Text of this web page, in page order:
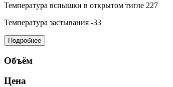
Температура вспышки в открытом тигле 227
Температура застывания -33
Подробнее
Объём
Цена